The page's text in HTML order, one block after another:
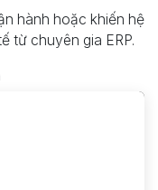
hành hoặc khiến hệ
từ chuyên gia ERP.